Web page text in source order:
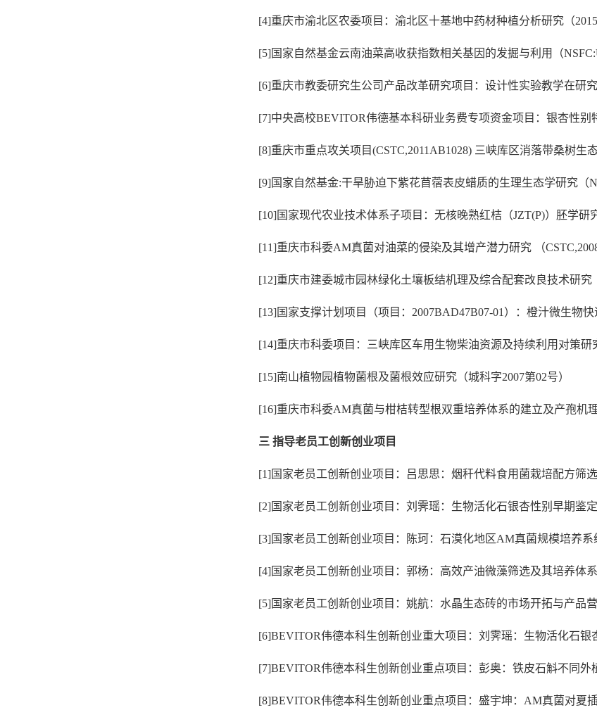
[4]重庆市渝北区农委项目：渝北区十基地中药材种植分析研究（
[5]国家自然基金云南油菜高收获指数相关基因的发掘与利用（
[6]重庆市教委研究生公司产品改革研究项目：设计性实验教学在研
[7]中央高校BEVITOR伟德基本科研业务费专项资金项目：银杏性别
[8]重庆市重点攻关项目(CSTC,2011AB1028) 三峡库区消落带桑树生
[9]国家自然基金:干旱胁迫下紫花苜蓿表皮蜡质的生理生态学研究（
[10]国家现代农业技术体系子项目：无核晚熟红桔（JZT(P)）胚学研
[11]重庆市科委AM真菌对油菜的侵染及其增产潜力研究 （
[12]重庆市建委城市园林绿化土壤板结机理及综合配套改良技术研究
[13]国家支撑计划项目（项目：2007BAD47B07-01）：橙汁微生物
[14]重庆市科委项目：三峡库区车用生物柴油资源及持续利用对策研
[15]南山植物园植物菌根及菌根效应研究（城科字2007第02号）
[16]重庆市科委AM真菌与柑桔转型根双重培养体系的建立及产孢机理
三 指导老员工创新创业项目
[1]国家老员工创新创业项目：吕思思：烟秆代料食用菌栽培配方筛
[2]国家老员工创新创业项目：刘霁瑶：生物活化石银杏性别早期鉴
[3]国家老员工创新创业项目：陈珂：石漠化地区AM真菌规模培养系
[4]国家老员工创新创业项目：郭杨：高效产油微藻筛选及其培养体系
[5]国家老员工创新创业项目：姚航：水晶生态砖的市场开拓与产品营
[6]BEVITOR伟德本科生创新创业重大项目：刘霁瑶：生物活化石银
[7]BEVITOR伟德本科生创新创业重点项目：彭奥：铁皮石斛不同外
[8]BEVITOR伟德本科生创新创业重点项目：盛宇坤：AM真菌对夏